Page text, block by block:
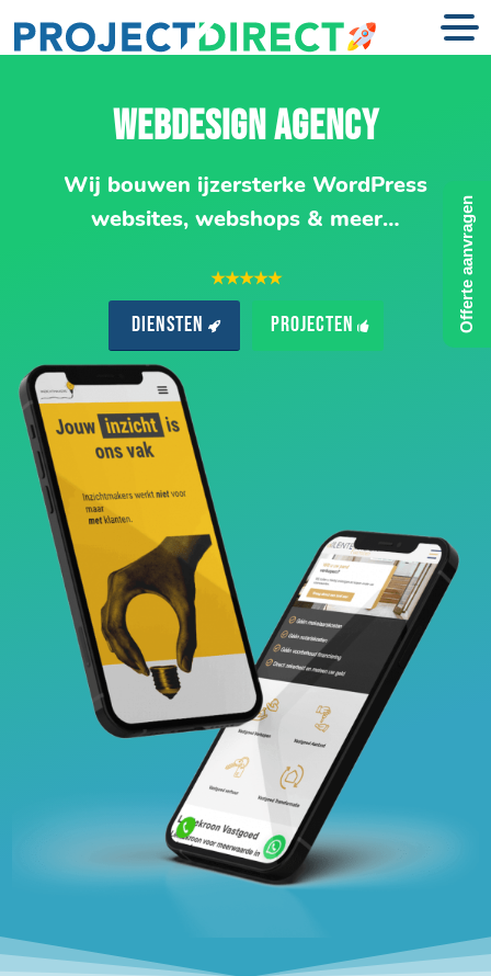
WEBDESIGN AGENCY
Wij bouwen ijzersterke WordPress
websites, webshops & meer…
★★★★★
Diensten Projecten Offerte aanvragen